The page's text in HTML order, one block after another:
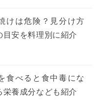
けは危険？見分け方
目安を料理別に紹介
食べると食中毒にな
栄養成分なども紹介